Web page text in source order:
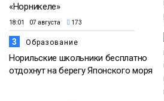
«Норникеле»
18:01 07 августа 173
3 Образование
Норильские школьники бесплатно
отдохнут на берегу Японского моря